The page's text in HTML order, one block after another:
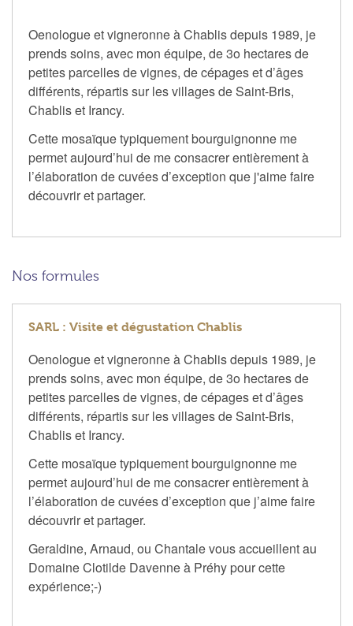
Oenologue et vigneronne à Chablis depuis 1989, je
prends soins, avec mon équipe, de 3o hectares de
petites parcelles de vignes, de cépages et d’âges
différents, répartis sur les villages de Saint-Bris,
Chablis et Irancy.
Cette mosaïque typiquement bourguignonne me
permet aujourd’hui de me consacrer entièrement à
l’élaboration de cuvées d’exception que j'aime faire
découvrir et partager.
Nos formules
SARL : Visite et dégustation Chablis
Oenologue et vigneronne à Chablis depuis 1989, je
prends soins, avec mon équipe, de 3o hectares de
petites parcelles de vignes, de cépages et d’âges
différents, répartis sur les villages de Saint-Bris,
Chablis et Irancy.
Cette mosaïque typiquement bourguignonne me
permet aujourd’hui de me consacrer entièrement à
l’élaboration de cuvées d’exception que j’aime faire
découvrir et partager.
Geraldine, Arnaud, ou Chantale vous accueillent au
Domaine Clotilde Davenne à Préhy pour cette
expérience;-)